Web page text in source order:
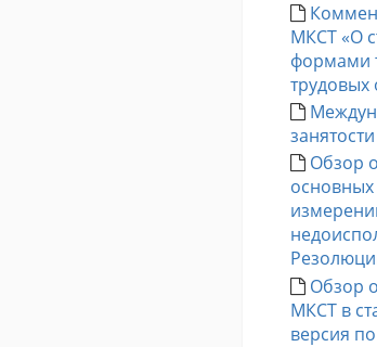
МКСТ «О
формами
Обзор
Обзор
МКСТ в
версия